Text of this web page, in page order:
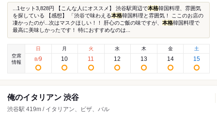
...1セット3,828円 【こんな人にオススメ】 渋谷駅周辺で本格韓国料理、雰囲気
を探している 【感想】 「渋谷で味わえる本格韓国料理と雰囲気！ ここのお店の
凄かったのが...次はマスクほしい！！ 肝心のご飯の味ですが、 本格韓国料理で
最高に美味しかったです！ 特におすすめなのは...
空席
情報
日
8/9
月
10
火
11
水
12
木
13
金
14
土
15
俺のイタリアン 渋谷
渋谷駅 419m / イタリアン、ピザ、バル